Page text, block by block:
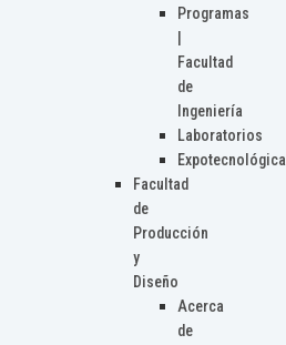
Programas
Facultad
de
Ingeniería
Laboratorios
Expotecnológica
Facultad
de
Producción
y
Diseño
Acerca
de